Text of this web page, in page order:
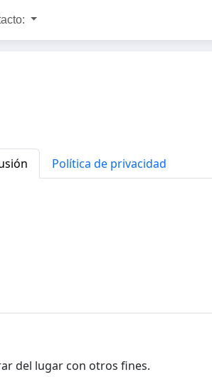
Política de privacidad
del lugar con otros fines.